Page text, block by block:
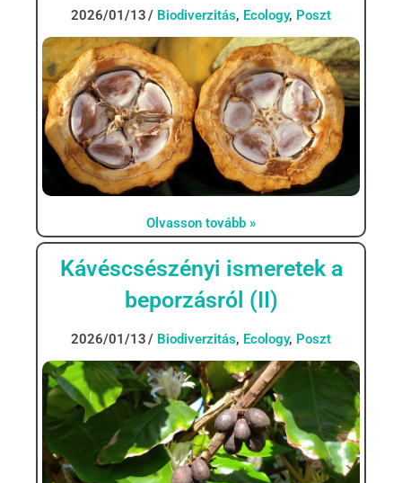
2026/01/13 Biodiverzitás, Ecology, Poszt
Olvasson tovább »
Kávéscsészényi ismeretek a
beporzásról (II)
2026/01/13 Biodiverzitás, Ecology, Poszt